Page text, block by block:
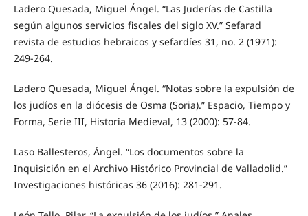
Ladero Quesada, Miguel Ángel. “Las Juderías de Castilla
según algunos servicios fiscales del siglo XV.” Sefarad
revista de estudios hebraicos y sefardíes 31, no. 2 (1971):
249-264.
Ladero Quesada, Miguel Ángel. “Notas sobre la expulsión de
los judíos en la diócesis de Osma (Soria).” Espacio, Tiempo y
Forma, Serie III, Historia Medieval, 13 (2000): 57-84.
Laso Ballesteros, Ángel. “Los documentos sobre la
Inquisición en el Archivo Histórico Provincial de Valladolid.”
Investigaciones históricas 36 (2016): 281-291.